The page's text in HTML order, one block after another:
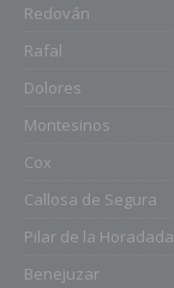
Redován
Rafal
Dolores
Montesinos
Cox
Callosa de Segura
Pilar de la Horadada
Benejuzar